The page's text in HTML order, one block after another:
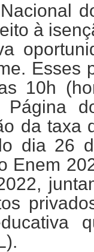
à
Esses
10h
da taxa
dia 26
Enem